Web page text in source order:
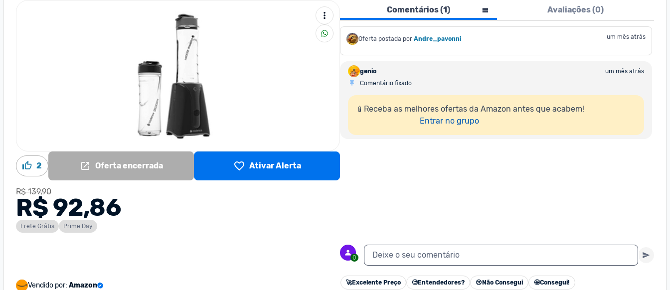
2 Oferta encerrada Ativar Alerta
R$ 139,90
R$ 92,86
Frete Grátis Prime Day
Vendido por: Amazon
Comentários (1) Avaliações (0)
Oferta postada por Andre_pavonni um mês atrás
genio
um mês atrás
Comentário fixado
📱Receba as melhores ofertas da Amazon antes que acabem!
Entrar no grupo
0 Deixe o seu comentário
🚀Excelente Preço 🧐Entendedores? 😢 Não Consegui 🤩Consegui!